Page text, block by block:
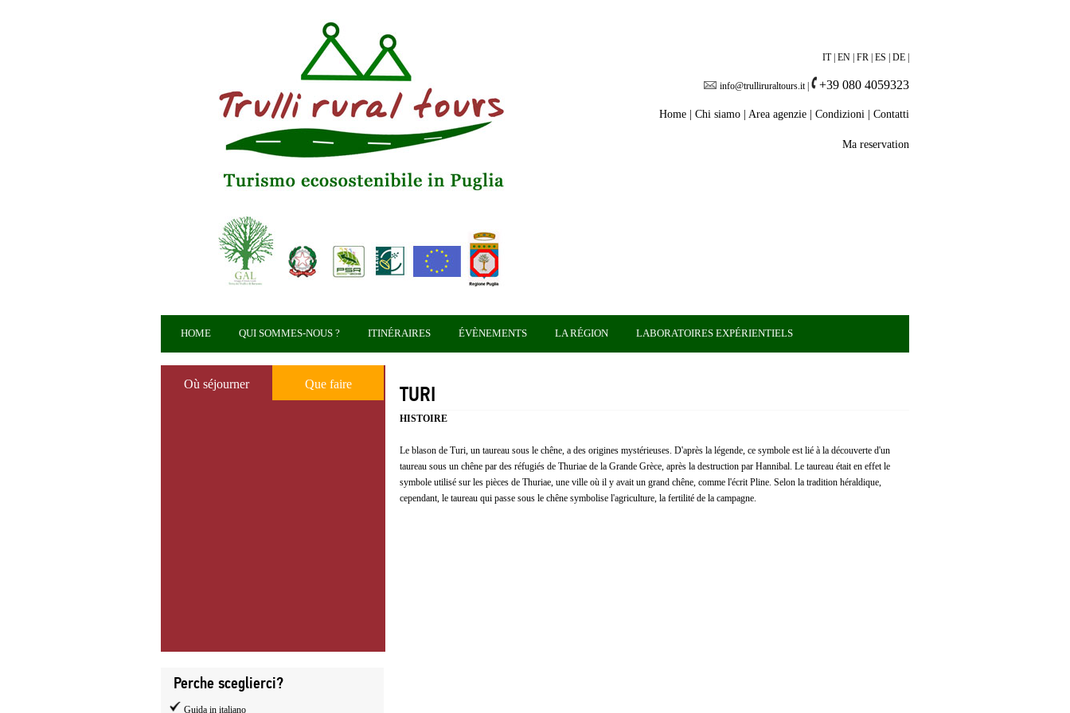
IT| EN FR ES DE
info@trulliruraltours.it| +39 080 4059323
Home Chi siamo Area agenzie Condizioni Contatti
Ma reservation
HOME QUI SOMMES-NOUS ? ITINÉRAIRES ÉVÈNEMENTS LA RÉGION LABORATOIRES EXPÉRIENTIELS
Où séjourner Que faire
Perche sceglierci?
Guida in italiano
TURI
HISTOIRE
Le blason de Turi, un taureau sous le chêne, a des origines mystérieuses. D'après la légende, ce symbole est lié à la découverte d'un
taureau sous un chêne par des réfugiés de Thuriae de la Grande Grèce, après la destruction par Hannibal. Le taureau était en effet le
symbole utilisé sur les pièces de Thuriae, une ville où il y avait un grand chêne, comme l'écrit Pline. Selon la tradition héraldique,
cependant, le taureau qui passe sous le chêne symbolise l'agriculture, la fertilité de la campagne.